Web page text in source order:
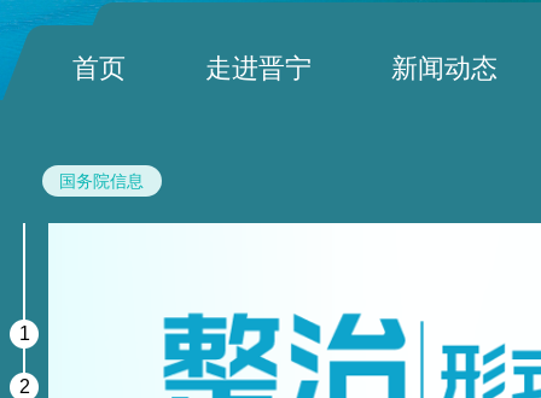
首页 走进晋宁 新闻动态
国务院信息
1
2